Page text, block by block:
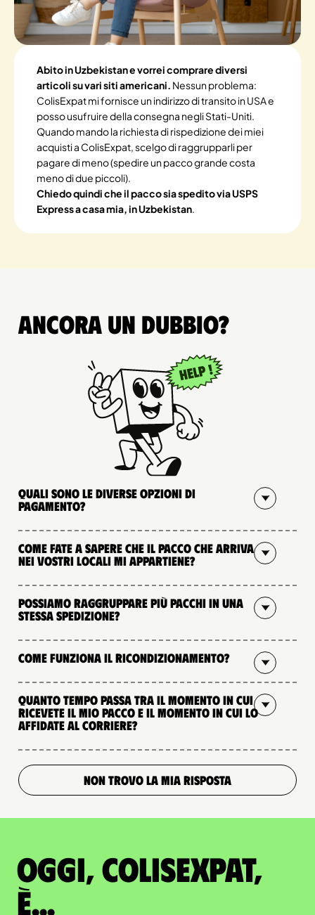
Abito in Uzbekistan e vorrei comprare diversi
articoli su vari siti americani. Nessun problema:
ColisExpat mi fornisce un indirizzo di transito in USA e
posso usufruire della consegna negli Stati-Uniti.
Quando mando la richiesta di rispedizione dei miei
acquisti a ColisExpat, scelgo di raggrupparli per
pagare di meno (spedire un pacco grande costa
meno di due piccoli).
Chiedo quindi che il pacco sia spedito via USPS
Express a casa mia, in Uzbekistan.
Ancora un dubbio?
Quali sono le diverse opzioni di
pagamento?
Come fate a sapere che il pacco che arriva
nei vostri locali mi appartiene?
Possiamo raggruppare più pacchi in una
stessa spedizione?
Come funziona il ricondizionamento?
Quanto tempo passa tra il momento in cui
ricevete il mio pacco e il momento in cui lo
affidate al corriere?
NON TROVO LA MIA RISPOSTA
Oggi, ColisExpat,
è...